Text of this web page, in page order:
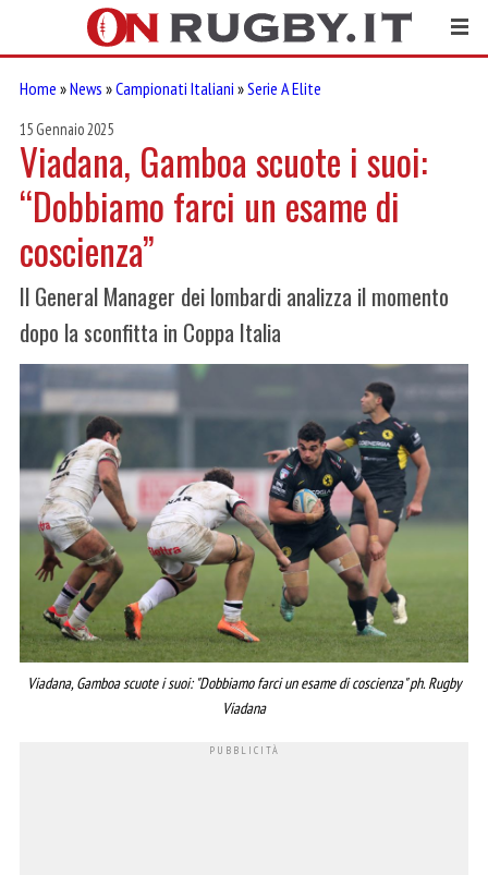
Home »News »Campionati Italiani »Serie A Elite
15 Gennaio 2025
Viadana, Gamboa scuote i suoi:
“Dobbiamo farci un esame di
coscienza”
Il General Manager dei lombardi analizza il momento
dopo la sconfitta in Coppa Italia
Viadana, Gamboa scuote i suoi: "Dobbiamo farci un esame di coscienza" ph. Rugby
Viadana